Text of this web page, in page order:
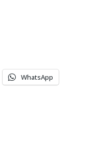
WhatsApp